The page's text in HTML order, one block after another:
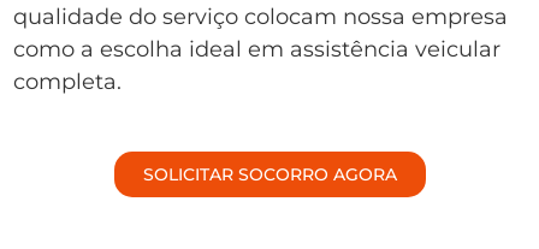
qualidade do serviço colocam nossa empresa
como a escolha ideal em assistência veicular
completa.
SOLICITAR SOCORRO AGORA